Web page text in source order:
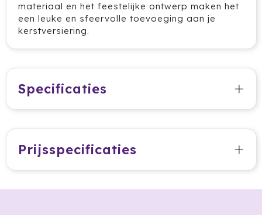
JournalBooks
Karst
KING
Kodak
Kooduu
materiaal en het feestelijke ontwerp maken het
een leuke en sfeervolle toevoeging aan je
kerstversiering.
Specificaties
Prijsspecificaties